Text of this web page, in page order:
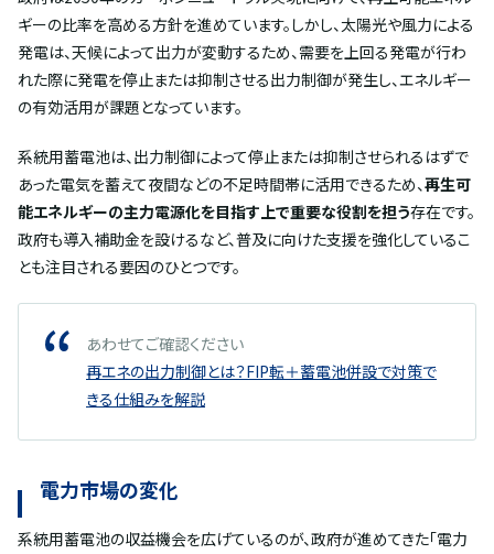
ギーの比率を高める方針を進めています。しかし、太陽光や風力による
発電は、天候によって出力が変動するため、需要を上回る発電が行わ
れた際に発電を停止または抑制させる出力制御が発生し、エネルギー
の有効活用が課題となっています。
系統用蓄電池は、出力制御によって停止または抑制させられるはずで
あった電気を蓄えて夜間などの不足時間帯に活用できるため、再生可
能エネルギーの主力電源化を目指す上で重要な役割を担う存在です。
政府も導入補助金を設けるなど、普及に向けた支援を強化しているこ
とも注目される要因のひとつです。
あわせてご確認ください
再エネの出力制御とは？FIP転＋蓄電池併設で対策で
きる仕組みを解説
電力市場の変化
系統用蓄電池の収益機会を広げているのが、政府が進めてきた「電力